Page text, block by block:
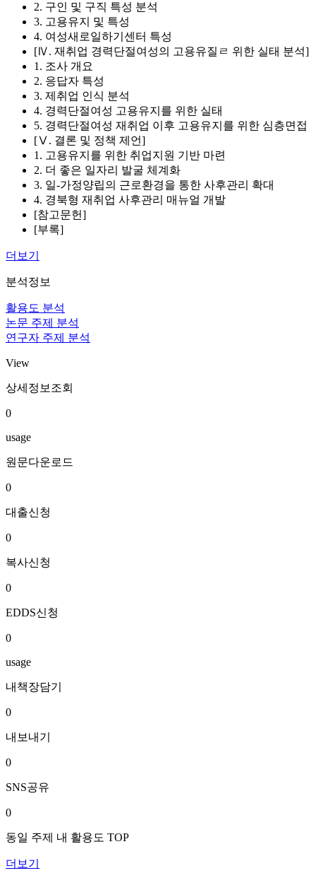
2. 구인 및 구직 특성 분석
3. 고용유지 및 특성
4. 여성새로일하기센터 특성
[Ⅳ. 재취업 경력단절여성의 고용유질ㄹ 위한 실태 분석]
1. 조사 개요
2. 응답자 특성
3. 제취업 인식 분석
4. 경력단절여성 고용유지를 위한 실태
5. 경력단절여성 재취업 이후 고용유지를 위한 심층면접
[Ⅴ. 결론 및 정책 제언]
1. 고용유지를 위한 취업지원 기반 마련
2. 더 좋은 일자리 발굴 체계화
3. 일-가정양립의 근로환경을 통한 사후관리 확대
4. 경북형 재취업 사후관리 매뉴얼 개발
[참고문헌]
[부록]
더보기
분석정보
활용도 분석
논문 주제 분석
연구자 주제 분석
View
상세정보조회
0
usage
원문다운로드
0
대출신청
0
복사신청
0
EDDS신청
0
usage
내책장담기
0
내보내기
0
SNS공유
0
동일 주제 내 활용도 TOP
더보기